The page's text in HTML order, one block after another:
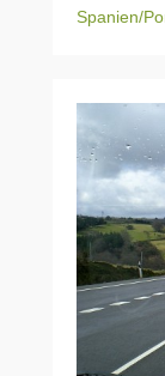
Spanien/